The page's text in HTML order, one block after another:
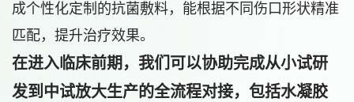
成个性化定制的抗菌敷料，能根据不同伤口形状精准
匹配，提升治疗效果。
在进入临床前期，我们可以协助完成从小试研
发到 中试放大生产的全流程对接，包括水凝胶